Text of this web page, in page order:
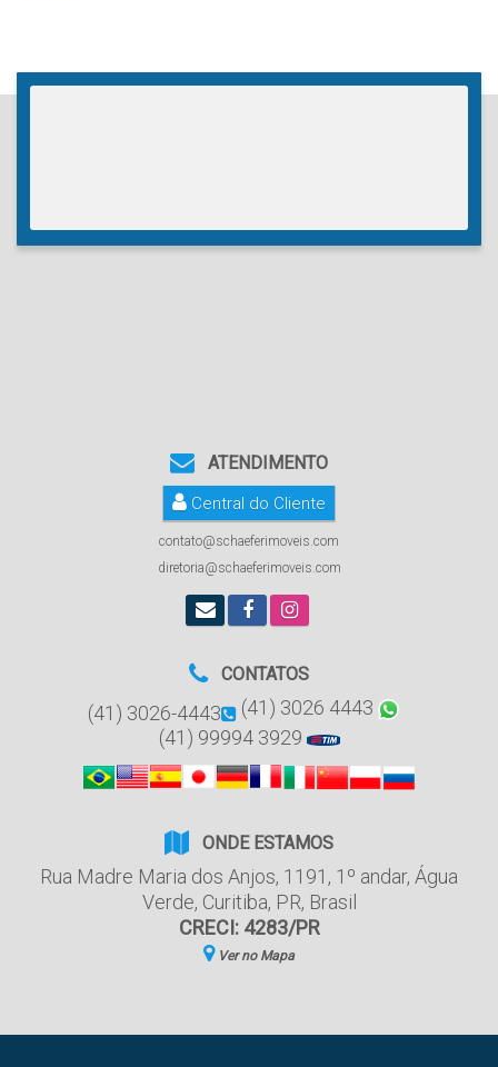
ATENDIMENTO
Central do Cliente
contato@schaeferimoveis.com
diretoria@schaeferimoveis.com
CONTATOS
(41) 3026-4443
(41) 3026 4443
(41) 99994 3929
ONDE ESTAMOS
Rua Madre Maria dos Anjos, 1191 , 1º andar, Água
Verde, Curitiba, PR, Brasil
CRECI: 4283/PR
Ver no Mapa